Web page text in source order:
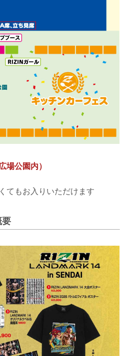
場公園内）
てもお入りいただけます
要